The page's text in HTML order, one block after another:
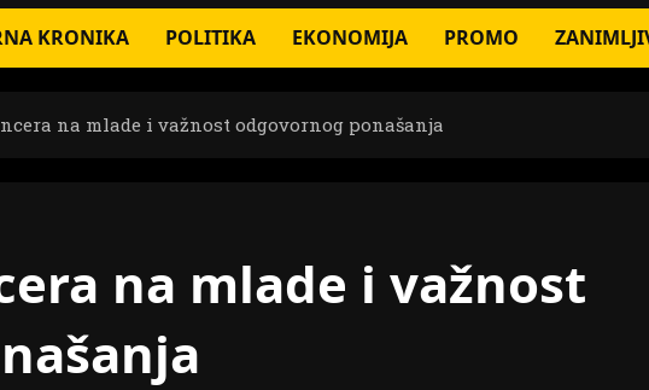
KRONIKA POLITIKA EKONOMIJA PROMO
na mlade i važnost odgovornog ponašanja
na mlade i važnost